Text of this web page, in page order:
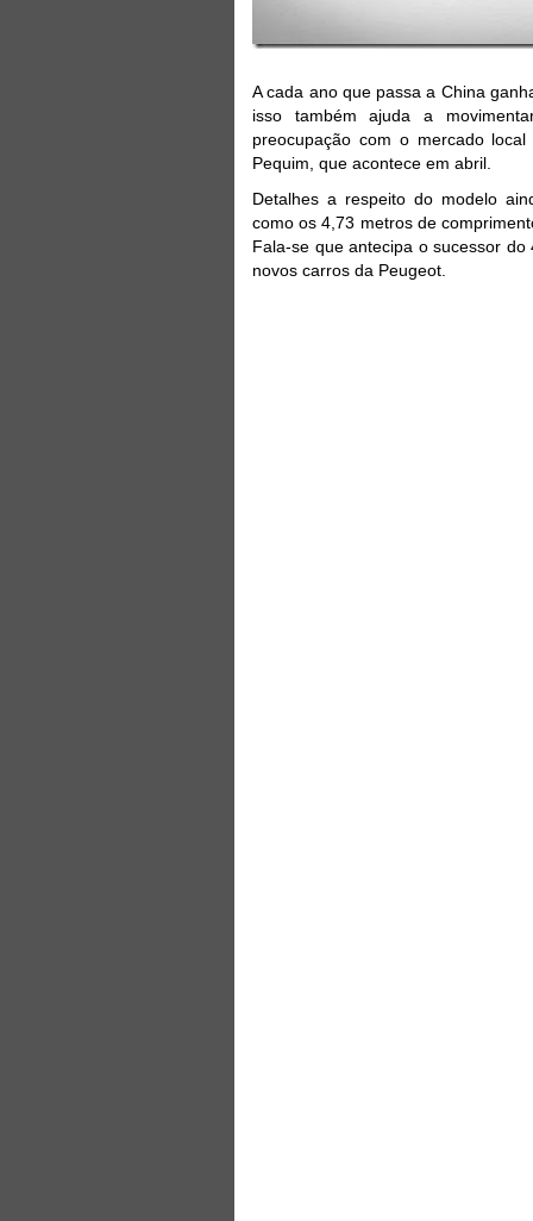
A cada ano que passa a China
isso também ajuda a
preocupação com o mercado
Pequim, que acontece em abril.
Detalhes a respeito do modelo
como os 4,73 metros de
Fala-se que antecipa o sucessor
novos carros da Peugeot.